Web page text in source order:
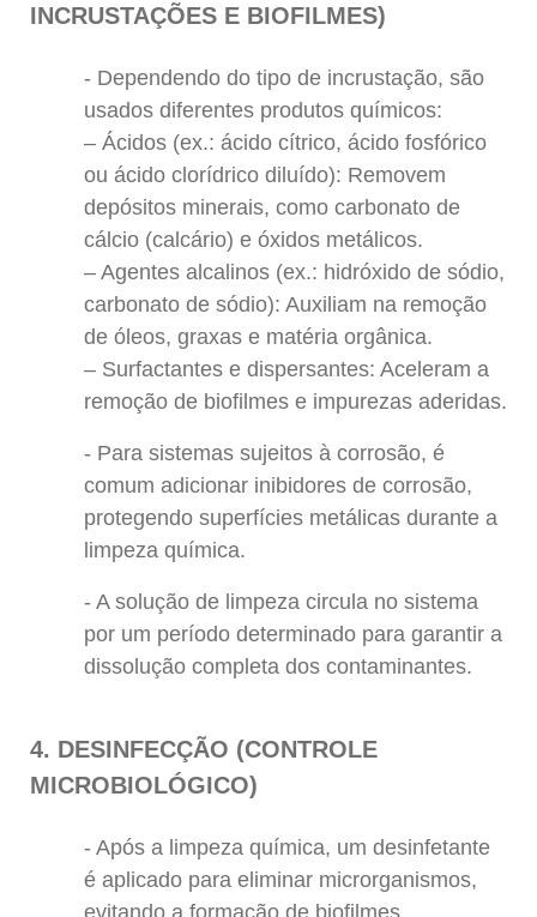
INCRUSTAÇÕES E BIOFILMES)
Dependendo do tipo de incrustação, são
usados diferentes produtos químicos:
– Ácidos (ex.: ácido cítrico, ácido fosfórico
ou ácido clorídrico diluído): Removem
depósitos minerais, como carbonato de
cálcio (calcário) e óxidos metálicos.
– Agentes alcalinos (ex.: hidróxido de sódio,
carbonato de sódio): Auxiliam na remoção
de óleos, graxas e matéria orgânica.
– Surfactantes e dispersantes: Aceleram a
remoção de biofilmes e impurezas aderidas.
Para sistemas sujeitos à corrosão, é
comum adicionar inibidores de corrosão,
protegendo superfícies metálicas durante a
limpeza química.
A solução de limpeza circula no sistema
por um período determinado para garantir a
dissolução completa dos contaminantes.
4. DESINFECÇÃO (CONTROLE
MICROBIOLÓGICO)
Após a limpeza química, um desinfetante
é aplicado para eliminar microrganismos,
evitando a formação de biofilmes